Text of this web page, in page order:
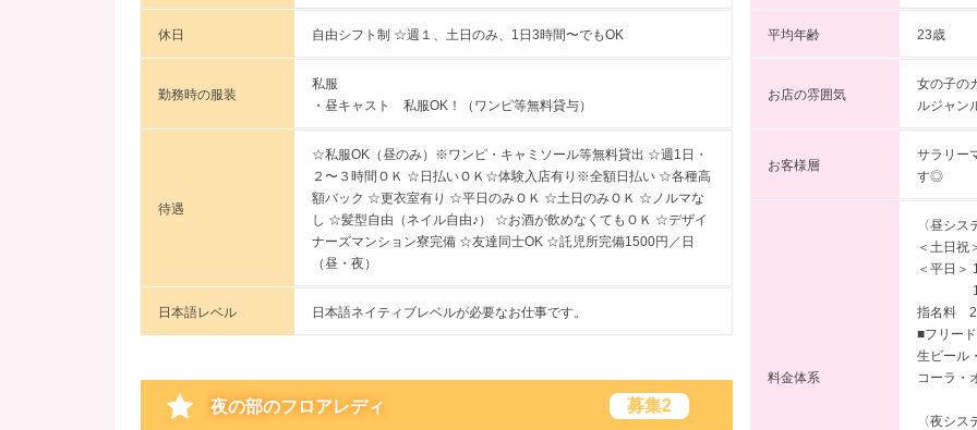
休日 自由シフト制 ☆週１、土日のみ、1日3時間〜でもOK
勤務時の服装
私服
・昼キャスト 私服OK！（ワンピ等無料貸与）
待遇
☆私服OK（昼のみ）※ワンピ・キャミソール等無料貸出 ☆週1日・
２〜３時間ＯＫ ☆日払いＯＫ☆体験入店有り※全額日払い ☆各種高
額バック ☆更衣室有り ☆平日のみＯＫ ☆土日のみＯＫ ☆ノルマな
し ☆髪型自由（ネイル自由♪） ☆お酒が飲めなくてもＯＫ ☆デザイ
ナーズマンション寮完備 ☆友達同士OK ☆託児所完備1500円／日
（昼・夜）
日本語レベル 日本語ネイティブレベルが必要なお仕事です。
夜の部のフロアレディ 募集2
平均年齢 23歳
お店の雰囲気
女の子の
ルジャン
お客様層
サラリー
す◎
料金体系
〈昼シ
＜土日
＜平日
19：
指名料
■フリー
生ビール
コーラ・
〈夜シ